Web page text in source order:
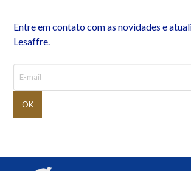
Entre em contato com as novidades e
Lesaffre.